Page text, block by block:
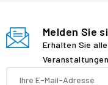
Melden Sie
Erhalten Sie